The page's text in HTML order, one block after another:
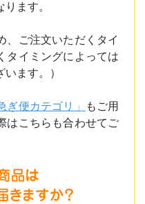
ます。
、ご注文いただくタイ
タイミングによっては
ます。）
ぎ便カテゴリ」
もご用
はこちらも合わせてご